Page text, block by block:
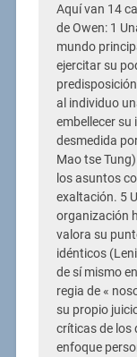
Aquí van 14
de Owen: 1
mundo
ejercitar su
al individuo
embellecer su
desmedida
Mao tse
los asuntos
exaltación. 5
organización
valora su
idénticos
de sí mismo
regia de «
su propio
críticas de los
enfoque